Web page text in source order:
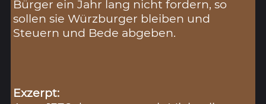
Bürger ein Jahr lang nicht fordern, so
sollen sie Würzburger bleiben und
Steuern und Bede abgeben.
Exzerpt: